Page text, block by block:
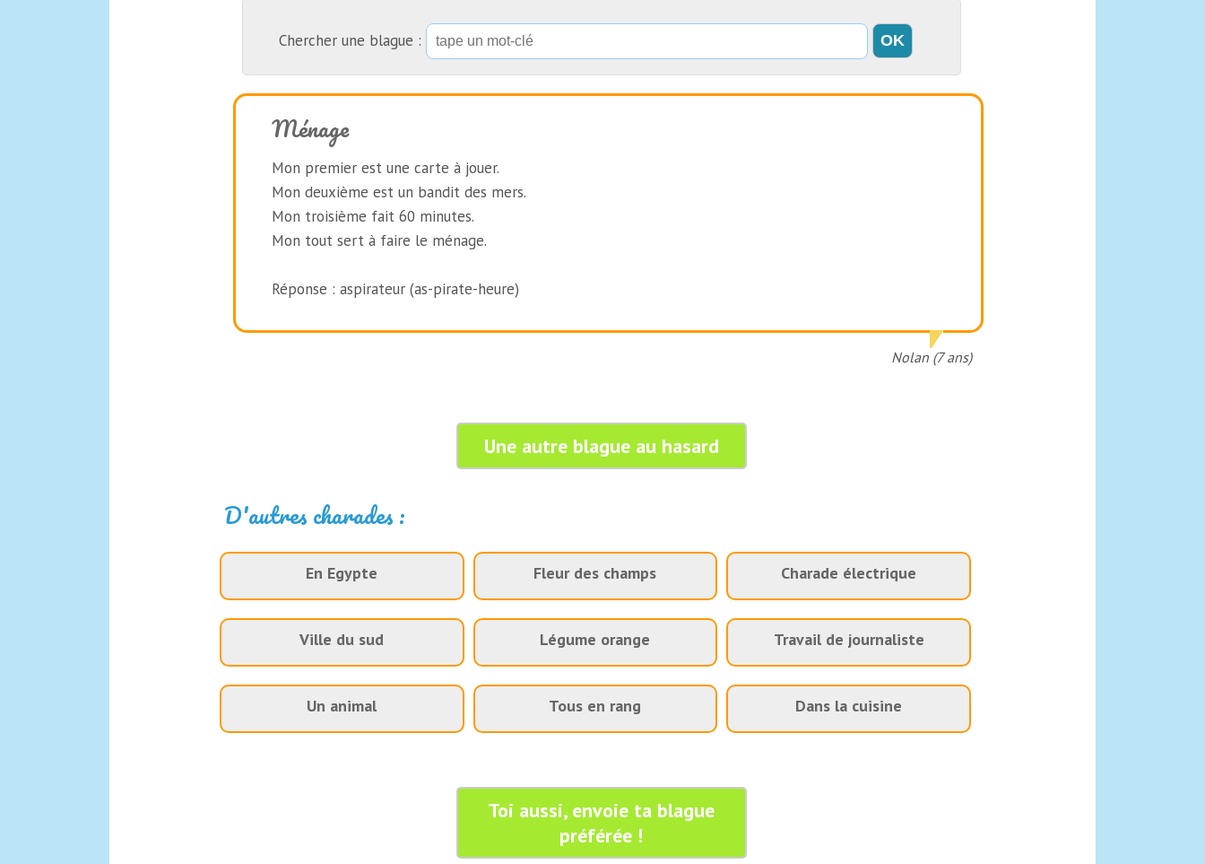
Chercher une blague :
Ménage
Mon premier est une carte à jouer.
Mon deuxième est un bandit des mers.
Mon troisième fait 60 minutes.
Mon tout sert à faire le ménage.
Réponse : aspirateur (as-pirate-heure)
Nolan (7 ans)
Une autre blague au hasard
D'autres charades :
En Egypte Fleur des champs Charade électrique
Ville du sud Légume orange Travail de journaliste
Un animal Tous en rang Dans la cuisine
Toi aussi, envoie ta blague
préférée !